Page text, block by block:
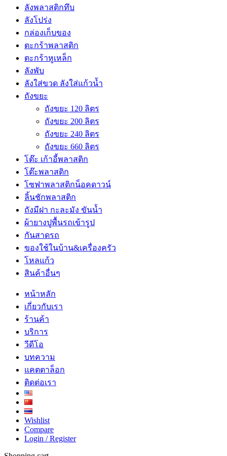
ลังพลาสติกทึบ
ลังโปร่ง
กล่องเก็บของ
ตะกร้าพลาสติก
ตะกร้าหูเหล็ก
ลังพับ
ลังใส่ขวด ลังใส่แก้วน้ำ
ถังขยะ
ถังขยะ 120 ลิตร
ถังขยะ 200 ลิตร
ถังขยะ 240 ลิตร
ถังขยะ 660 ลิตร
โต๊ะ เก้าอี้พลาสติก
โต๊ะพลาสติก
โซฟาพลาสติกน็อคดาวน์
ลิ้นชักพลาสติก
ถังมีฝา กะละมัง ขันน้ำ
ผ้ายางปูพื้นรถเข้ารูป
กันสาดรถ
ของใช้ในบ้าน&เครื่องครัว
โหลแก้ว
สินค้าอื่นๆ
หน้าหลัก
เกี่ยวกับเรา
ร้านค้า
บริการ
วีดีโอ
บทความ
แคตตาล็อก
ติดต่อเรา
Wishlist
Compare
Login / Register